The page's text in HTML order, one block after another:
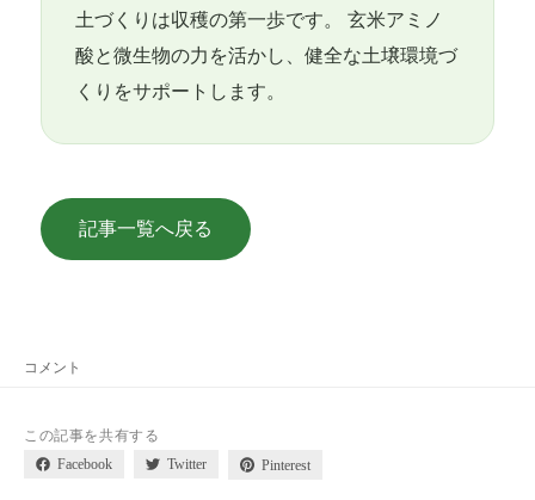
土づくりは収穫の第一歩です。 玄米アミノ
酸と微生物の力を活かし、健全な土壌環境づ
くりをサポートします。
記事一覧へ戻る
コメント
この記事を共有する
Facebook
Twitter Pinterest